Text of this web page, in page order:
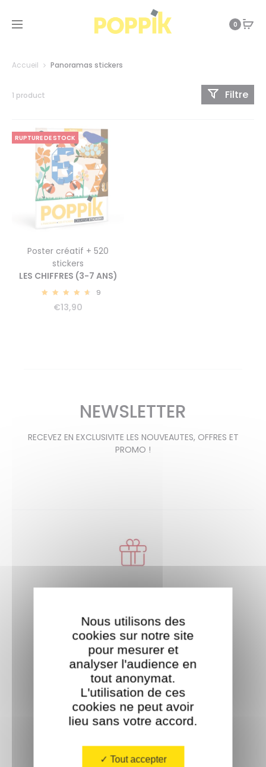
0
Accueil Panoramas stickers
1 product Filtre
RUPTURE DE STOCK
Poster créatif + 520
stickers
LES CHIFFRES (3-7 ANS)
9
€13,90
NEWSLETTER
RECEVEZ EN EXCLUSIVITE LES NOUVEAUTES, OFFRES ET
PROMO !
Livraison offerte
À partir de 35€ d'achat.
Paiement sécurisé
Nous utilisons des
cookies sur notre site
pour mesurer et
analyser l'audience en
tout anonymat.
L'utilisation de ces
cookies ne peut avoir
lieu sans votre accord.​
Tout accepter